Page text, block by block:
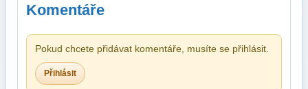
Komentáře
Pokud chcete přidávat komentáře, musíte se přihlásit.
Přihlásit